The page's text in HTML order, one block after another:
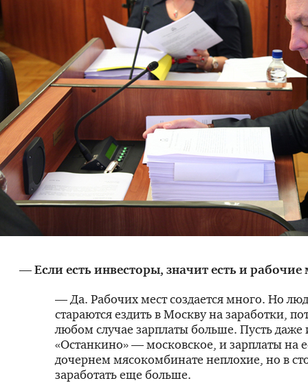
— Если есть инвесторы, значит есть и рабочие
— Да. Рабочих мест создается много. Но
стараются ездить в Москву на заработки,
любом случае зарплаты больше. Пусть даже
«Останкино» — московское, и зарплаты на
дочернем мясокомбинате неплохие, но в
заработать еще больше.